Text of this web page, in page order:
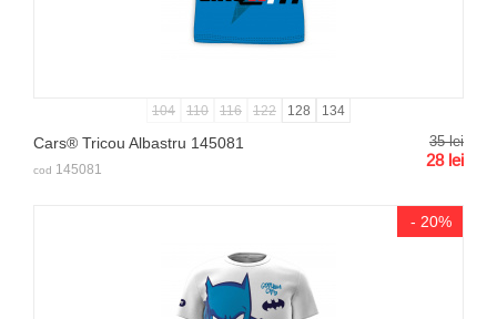
104 110 116 122 128 134
Cars® Tricou Albastru 145081 35 lei
28 lei
cod 145081
- 20%